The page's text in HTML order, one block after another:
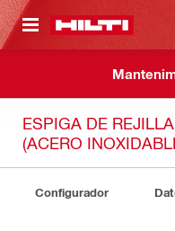
PRINCIPAL
ESPIGA DE
(ACERO
Configurador